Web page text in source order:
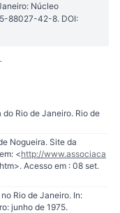
Núcleo
88027-42-8. DOI:
Rio de Janeiro. Rio de
Nogueira. Site da
<http://www.associaca
Acesso em : 08 set.
Rio de Janeiro. In:
junho de 1975.